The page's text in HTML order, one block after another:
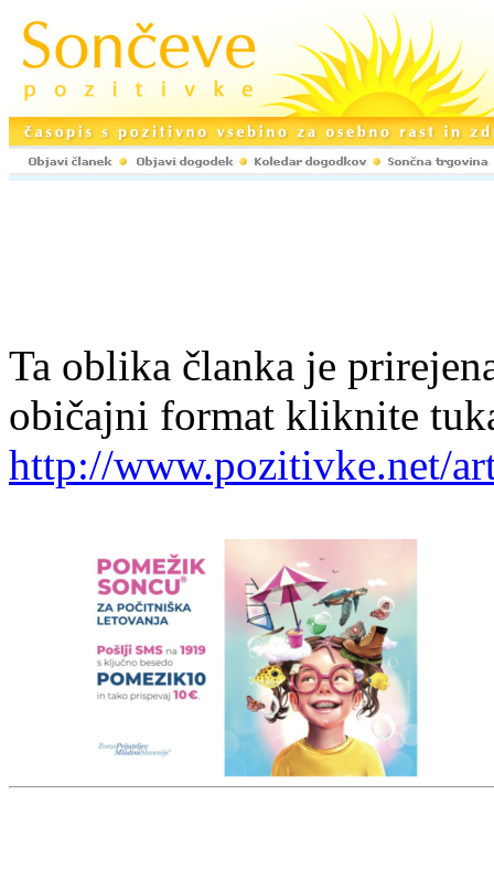
Ta oblika članka je
običajni format kliknite
http://www.pozitivke.net/